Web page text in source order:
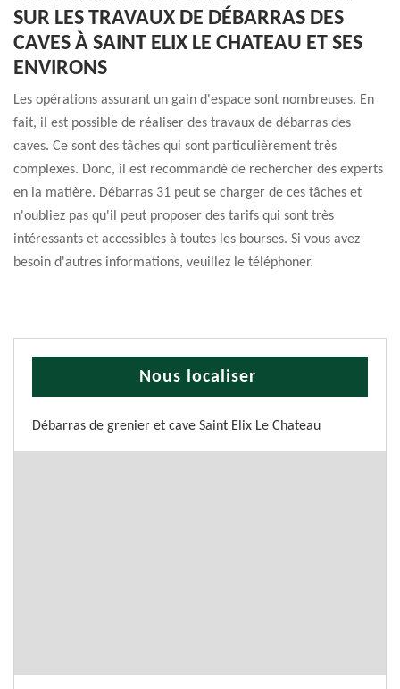
SUR LES TRAVAUX DE DÉBARRAS DES
CAVES À SAINT ELIX LE CHATEAU ET SES
ENVIRONS
Les opérations assurant un gain d'espace sont nombreuses. En
fait, il est possible de réaliser des travaux de débarras des
caves. Ce sont des tâches qui sont particulièrement très
complexes. Donc, il est recommandé de rechercher des experts
en la matière. Débarras 31 peut se charger de ces tâches et
n'oubliez pas qu'il peut proposer des tarifs qui sont très
intéressants et accessibles à toutes les bourses. Si vous avez
besoin d'autres informations, veuillez le téléphoner.
Nous localiser
Débarras de grenier et cave Saint Elix Le Chateau